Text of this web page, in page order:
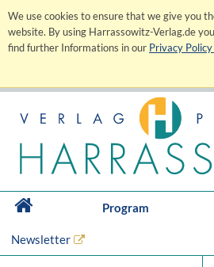
We use cookies to ensure that we give you
website. By using Harrassowitz-Verlag.de
find further Informations in our Privacy
Program
Newsletter